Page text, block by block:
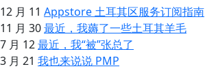
12 月 11 Appstore 土耳其区服务订阅指南
11 月 30最近，我薅了一些土耳其羊毛
7 月 12最近，我“被”张总了
3 月 21 我也来说说 PMP